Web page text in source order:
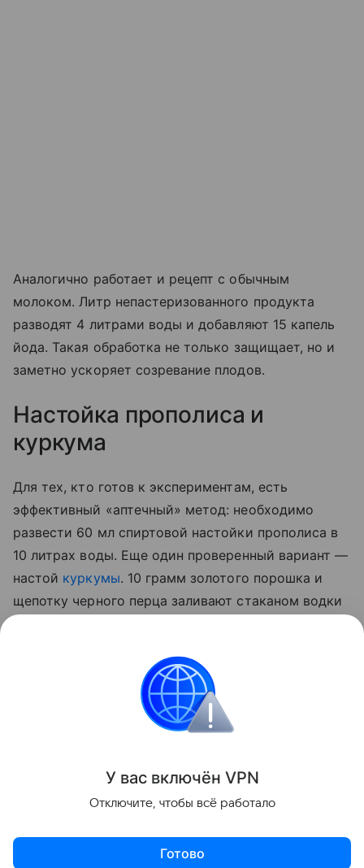
Аналогично работает и рецепт с обычным
молоком. Литр непастеризованного продукта
разводят 4 литрами воды и добавляют 15 капель
йода. Такая обработка не только защищает, но и
заметно ускоряет созревание плодов.
Настойка прополиса и
куркума
Для тех, кто готов к экспериментам, есть
эффективный «аптечный» метод: необходимо
развести 60 мл спиртовой настойки прополиса в
10 литрах воды. Еще один проверенный вариант —
настой куркумы. 10 грамм золотого порошка и
щепотку черного перца заливают стаканом водки
опрыскивают стебли, а также листья с верхней и
У вас включён VPN
Отключите, чтобы всё работало
Готово